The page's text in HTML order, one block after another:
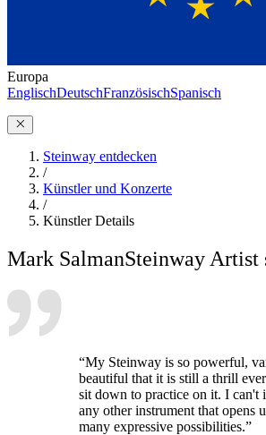
Europa
EnglischDeutschFranzösischSpanisch
Steinway entdecken
/
Künstler und Konzerte
/
Künstler Details
Mark SalmanSteinway Artist
“My Steinway is so powerful,
beautiful that it is still a thrill
sit down to practice on it. I can't
any other instrument that opens
many expressive possibilities.”